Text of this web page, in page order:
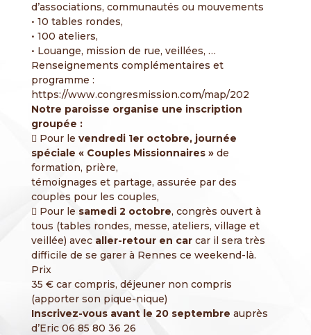
d’associations, communautés ou mouvements
• 10 tables rondes,
• 100 ateliers,
• Louange, mission de rue, veillées, …
Renseignements complémentaires et
programme :
https://www.congresmission.com/map/202
Notre paroisse organise une inscription
groupée :
 Pour le vendredi 1er octobre, journée
spéciale « Couples Missionnaires »de
formation, prière,
témoignages et partage, assurée par des
couples pour les couples,
 Pour le samedi 2 octobre, congrès ouvert à
tous (tables rondes, messe, ateliers, village et
veillée) avec aller-retour en carcar il sera très
difficile de se garer à Rennes ce weekend-là.
Prix
35 € car compris, déjeuner non compris
(apporter son pique-nique)
Inscrivez-vous avant le 20 septembre auprès
d’Eric 06 85 80 36 26